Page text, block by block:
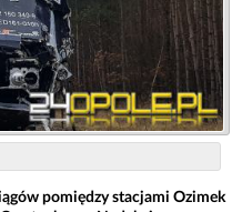
pomiędzy stacjami Ozimek